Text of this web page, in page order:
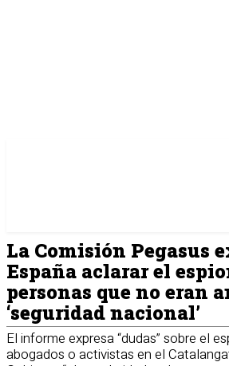
La Comisión Pegasus
España aclarar el
personas que no eran
‘seguridad nacional’
El informe expresa “dudas” sobre el
abogados o activistas en el